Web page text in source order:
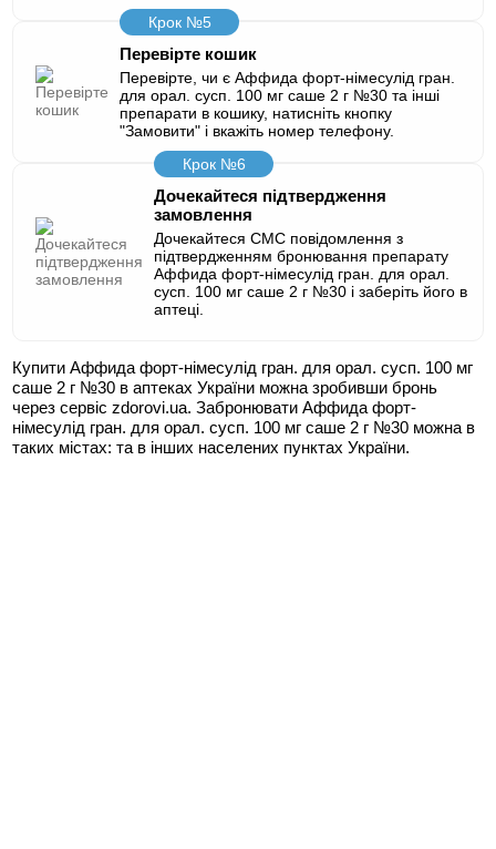
Крок №5
Перевірте кошик
Перевірте, чи є Аффида форт-німесулід гран.
для орал. сусп. 100 мг саше 2 г №30 та інші
препарати в кошику, натисніть кнопку
"Замовити" і вкажіть номер телефону.
Крок №6
Дочекайтеся підтвердження
замовлення
Дочекайтеся СМС повідомлення з
підтвердженням бронювання препарату
Аффида форт-німесулід гран. для орал.
сусп. 100 мг саше 2 г №30 і заберіть його в
аптеці.
Купити Аффида форт-німесулід гран. для орал. сусп. 100 мг
саше 2 г №30 в аптеках України можна зробивши бронь
через сервіс zdorovi.ua. Забронювати Аффида форт-
німесулід гран. для орал. сусп. 100 мг саше 2 г №30 можна в
таких містах:та в інших населених пунктах України.